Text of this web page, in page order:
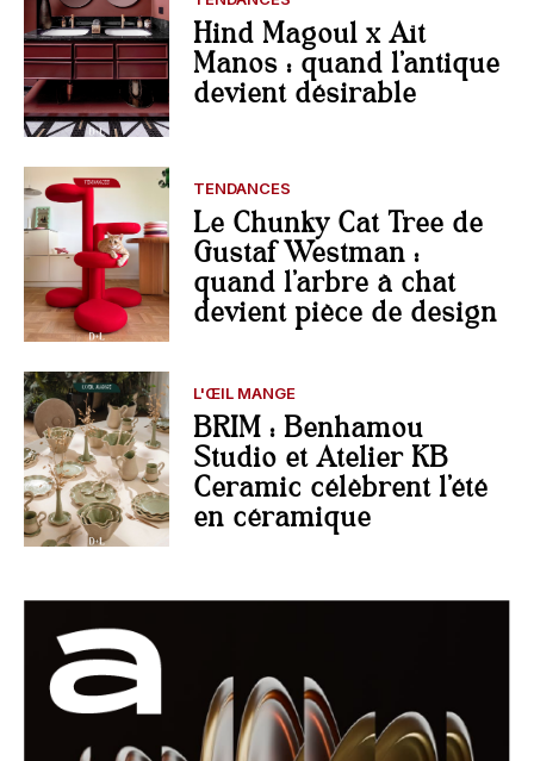
Hind Magoul x Aït
Manos : quand l’antique
devient désirable
TENDANCES
Le Chunky Cat Tree de
Gustaf Westman :
quand l’arbre à chat
devient pièce de design
L'ŒIL MANGE
BRIM : Benhamou
Studio et Atelier KB
Ceramic célèbrent l’été
en céramique